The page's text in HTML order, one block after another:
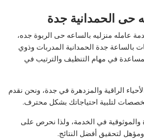
حى الحمدانية جدة
عامله منزليه بالساعه حى الربوة جده،
جدة الحمدانية المدربات وذوي
في مهام التنظيف والترتيب في
الراقية والمزدهرة في جدة، ونحن نقدم
لتلبية احتياجاتك بشكل محترف.
والموثوقية في الخدمة، ولذا نحرص على
لتحقيق أفضل النتائج.